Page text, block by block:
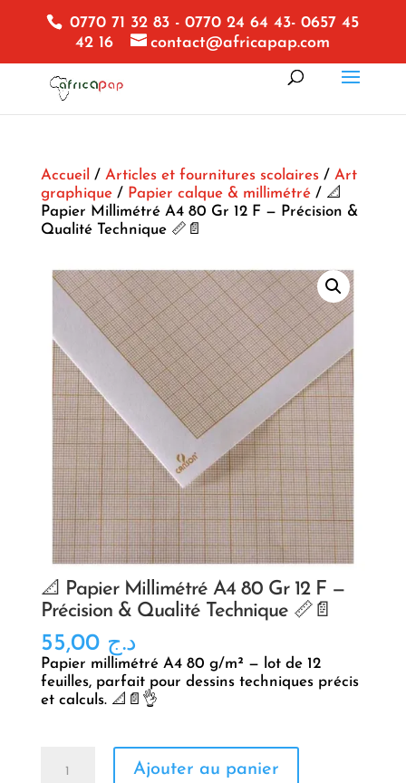
0770 71 32 83 - 0770 24 64 43- 0657 45
42 16
contact@africapap.com
Accueil / Articles et fournitures scolaires/ Art
graphique/ Papier calque & millimétré/ 📐
Papier Millimétré A4 80 Gr 12 F — Précision &
Qualité Technique 📏📄
📐 Papier Millimétré A4 80 Gr 12 F —
Précision & Qualité Technique 📏📄
د.ج 55,00
Papier millimétré A4 80 g/m² — lot de 12
feuilles, parfait pour dessins techniques précis
et calculs. 📐📄👌
Ajouter au panier